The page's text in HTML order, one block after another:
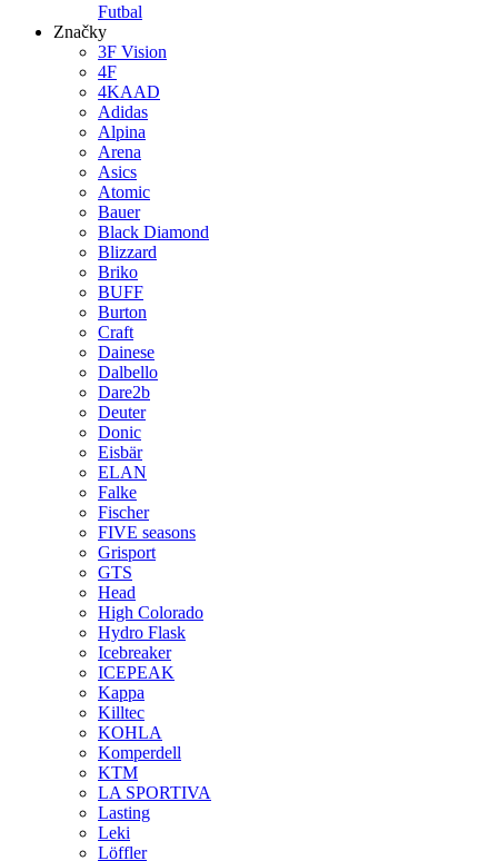
Futbal
Značky
3F Vision
4F
4KAAD
Adidas
Alpina
Arena
Asics
Atomic
Bauer
Black Diamond
Blizzard
Briko
BUFF
Burton
Craft
Dainese
Dalbello
Dare2b
Deuter
Donic
Eisbär
ELAN
Falke
Fischer
FIVE seasons
Grisport
GTS
Head
High Colorado
Hydro Flask
Icebreaker
ICEPEAK
Kappa
Killtec
KOHLA
Komperdell
KTM
LA SPORTIVA
Lasting
Leki
Löffler